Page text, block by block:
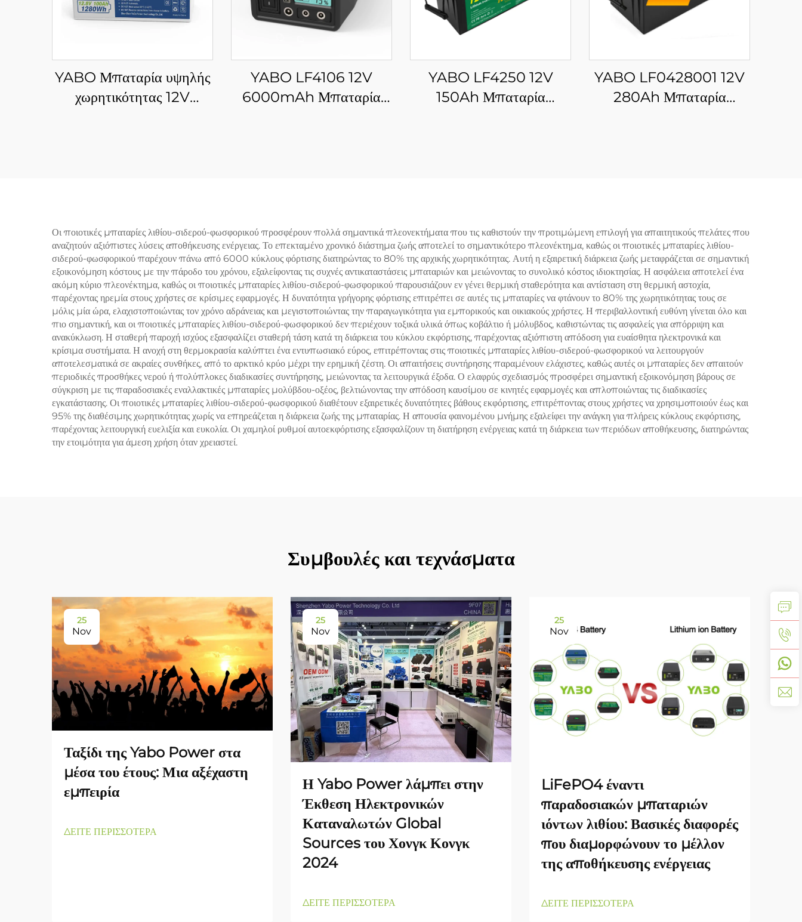
YABO Μπαταρία υψηλής
χωρητικότητας 12V
Φωσφορικού για Οχήματα
RV, Σκάφη, UPS
YABO LF4106 12V
6000mAh Μπαταρία
YABO LF4250 12V
150Ah Μπαταρία
YABO LF0428001 12V
280Ah Μπαταρία
Χρήσης Με BMS
Οι ποιοτικές μπαταρίες λιθίου-σιδερού-φωσφορικού προσφέρουν πολλά σημαντικά πλεονεκτήματα που τις καθιστούν την προτιμώμενη επιλογή για απαιτητικούς πελάτες που
αναζητούν αξιόπιστες λύσεις αποθήκευσης ενέργειας. Το επεκταμένο χρονικό διάστημα ζωής αποτελεί το σημαντικότερο πλεονέκτημα, καθώς οι ποιοτικές μπαταρίες λιθίου-
σιδερού-φωσφορικού παρέχουν πάνω από 6000 κύκλους φόρτισης διατηρώντας το 80% της αρχικής χωρητικότητας. Αυτή η εξαιρετική διάρκεια ζωής μεταφράζεται σε σημαντική
εξοικονόμηση κόστους με την πάροδο του χρόνου, εξαλείφοντας τις συχνές αντικαταστάσεις μπαταριών και μειώνοντας το συνολικό κόστος ιδιοκτησίας. Η ασφάλεια αποτελεί ένα
ακόμη κύριο πλεονέκτημα, καθώς οι ποιοτικές μπαταρίες λιθίου-σιδερού-φωσφορικού παρουσιάζουν εν γένει θερμική σταθερότητα και αντίσταση στη θερμική αστοχία,
παρέχοντας ηρεμία στους χρήστες σε κρίσιμες εφαρμογές. Η δυνατότητα γρήγορης φόρτισης επιτρέπει σε αυτές τις μπαταρίες να φτάνουν το 80% της χωρητικότητας τους σε
μόλις μία ώρα, ελαχιστοποιώντας τον χρόνο αδράνειας και μεγιστοποιώντας την παραγωγικότητα για εμπορικούς και οικιακούς χρήστες. Η περιβαλλοντική ευθύνη γίνεται όλο και
πιο σημαντική, και οι ποιοτικές μπαταρίες λιθίου-σιδερού-φωσφορικού δεν περιέχουν τοξικά υλικά όπως κοβάλτιο ή μόλυβδος, καθιστώντας τις ασφαλείς για απόρριψη και
ανακύκλωση. Η σταθερή παροχή ισχύος εξασφαλίζει σταθερή τάση κατά τη διάρκεια του κύκλου εκφόρτισης, παρέχοντας αξιόπιστη απόδοση για ευαίσθητα ηλεκτρονικά και
κρίσιμα συστήματα. Η ανοχή στη θερμοκρασία καλύπτει ένα εντυπωσιακό εύρος, επιτρέποντας στις ποιοτικές μπαταρίες λιθίου-σιδερού-φωσφορικού να λειτουργούν
αποτελεσματικά σε ακραίες συνθήκες, από το αρκτικό κρύο μέχρι την ερημική ζέστη. Οι απαιτήσεις συντήρησης παραμένουν ελάχιστες, καθώς αυτές οι μπαταρίες δεν απαιτούν
περιοδικές προσθήκες νερού ή πολύπλοκες διαδικασίες συντήρησης, μειώνοντας τα λειτουργικά έξοδα. Ο ελαφρύς σχεδιασμός προσφέρει σημαντική εξοικονόμηση βάρους σε
σύγκριση με τις παραδοσιακές εναλλακτικές μπαταρίες μολύβδου-οξέος, βελτιώνοντας την απόδοση καυσίμου σε κινητές εφαρμογές και απλοποιώντας τις διαδικασίες
εγκατάστασης. Οι ποιοτικές μπαταρίες λιθίου-σιδερού-φωσφορικού διαθέτουν εξαιρετικές δυνατότητες βάθους εκφόρτισης, επιτρέποντας στους χρήστες να χρησιμοποιούν έως και
95% της διαθέσιμης χωρητικότητας χωρίς να επηρεάζεται η διάρκεια ζωής της μπαταρίας. Η απουσία φαινομένου μνήμης εξαλείφει την ανάγκη για πλήρεις κύκλους εκφόρτισης,
παρέχοντας λειτουργική ευελιξία και ευκολία. Οι χαμηλοί ρυθμοί αυτοεκφόρτισης εξασφαλίζουν τη διατήρηση ενέργειας κατά τη διάρκεια των περιόδων αποθήκευσης, διατηρώντας
την ετοιμότητα για άμεση χρήση όταν χρειαστεί.
Συμβουλές και τεχνάσματα
25
Nov
Ταξίδι της Yabo Power στα
μέσα του έτους: Μια αξέχαστη
εμπειρία
ΔΕΙΤΕ ΠΕΡΙΣΣΟΤΕΡΑ
25
Nov
Η Yabo Power λάμπει στην
Έκθεση Ηλεκτρονικών
Καταναλωτών Global
Sources του Χονγκ Κονγκ
2024
ΔΕΙΤΕ ΠΕΡΙΣΣΟΤΕΡΑ
25
Nov
LiFePO4 έναντι
παραδοσιακών μπαταριών
ιόντων λιθίου: Βασικές διαφορές
που διαμορφώνουν το μέλλον
της αποθήκευσης ενέργειας
ΔΕΙΤΕ ΠΕΡΙΣΣΟΤΕΡΑ
11